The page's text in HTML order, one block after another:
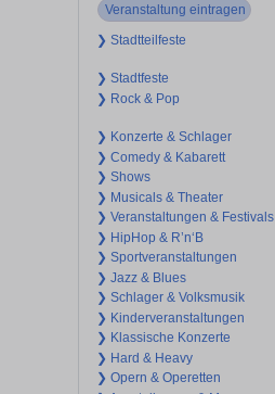
Veranstaltung eintragen
❯ Stadtteilfeste
❯ Stadtfeste
❯ Rock & Pop
❯ Konzerte & Schlager
❯ Comedy & Kabarett
❯ Shows
❯ Musicals & Theater
❯ Veranstaltungen & Festivals
❯ HipHop & R’n‘B
❯ Sportveranstaltungen
❯ Jazz & Blues
❯ Schlager & Volksmusik
❯ Kinderveranstaltungen
❯ Klassische Konzerte
❯ Hard & Heavy
❯ Opern & Operetten